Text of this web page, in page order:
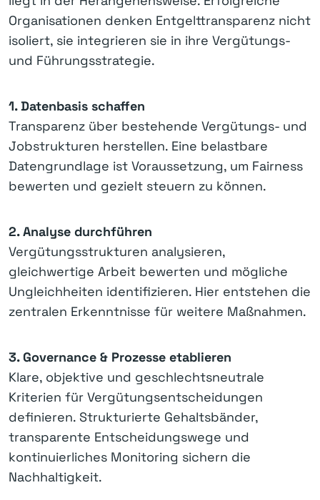
Organisationen denken Entgelttransparenz nicht
isoliert, sie integrieren sie in ihre Vergütungs-
und Führungsstrategie.
1. Datenbasis schaffen
Transparenz über bestehende Vergütungs- und
Jobstrukturen herstellen. Eine belastbare
Datengrundlage ist Voraussetzung, um Fairness
bewerten und gezielt steuern zu können.
2. Analyse durchführen
Vergütungsstrukturen analysieren,
gleichwertige Arbeit bewerten und mögliche
Ungleichheiten identifizieren. Hier entstehen die
zentralen Erkenntnisse für weitere Maßnahmen.
3. Governance & Prozesse etablieren
Klare, objektive und geschlechtsneutrale
Kriterien für Vergütungsentscheidungen
definieren. Strukturierte Gehaltsbänder,
transparente Entscheidungswege und
kontinuierliches Monitoring sichern die
Nachhaltigkeit.